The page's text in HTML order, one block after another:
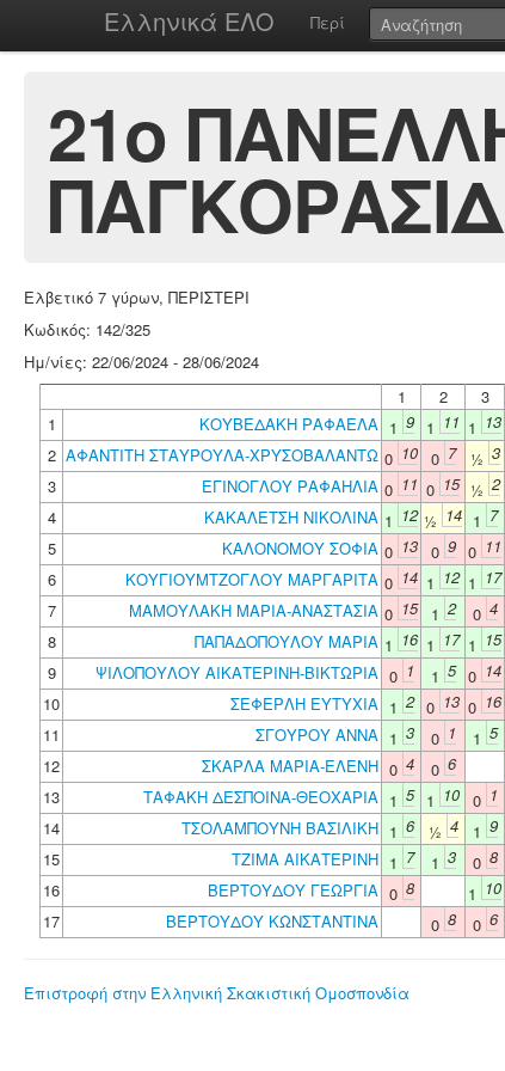
Ελληνικά ΕΛΟ Περί
21ο
Ελβετικό 7 γύρων, ΠΕΡΙΣΤΕΡΙ
Κωδικός: 142/325
Ημ/νίες: 22/06/2024 - 28/06/2024
1
2 3
1
ΚΟΥΒΕΔΑΚΗ ΡΑΦΑΕΛΑ 1 9 1 11 1 13
2 ΑΦΑΝΤΙΤΗ ΣΤΑΥΡΟΥΛΑ-ΧΡΥΣΟΒΑΛΑΝΤΩ 0 10 0 7 ½ 3
3
ΕΓΙΝΟΓΛΟΥ ΡΑΦΑΗΛΙΑ 0 11 0 15 ½ 2
4
ΚΑΚΑΛΕΤΣΗ ΝΙΚΟΛΙΝΑ 1 12 ½ 14 1 7
5
ΚΑΛΟΝΟΜΟΥ ΣΟΦΙΑ 0 13 0 9 0 11
6
ΚΟΥΓΙΟΥΜΤΖΟΓΛΟΥ ΜΑΡΓΑΡΙΤΑ 0 14 1 12 1 17
7
ΜΑΜΟΥΛΑΚΗ ΜΑΡΙΑ-ΑΝΑΣΤΑΣΙΑ 0 15 1 2 0 4
8
ΠΑΠΑΔΟΠΟΥΛΟΥ ΜΑΡΙΑ 1 16 1 17 1 15
9
ΨΙΛΟΠΟΥΛΟΥ ΑΙΚΑΤΕΡΙΝΗ-ΒΙΚΤΩΡΙΑ 0 1 1 5 0 14
10
ΣΕΦΕΡΛΗ ΕΥΤΥΧΙΑ 1 2 0 13 0 16
11
ΣΓΟΥΡΟΥ ΑΝΝΑ 1 3 0 1 1 5
12
ΣΚΑΡΛΑ ΜΑΡΙΑ-ΕΛΕΝΗ 0 4 0 6
13
ΤΑΦΑΚΗ ΔΕΣΠΟΙΝΑ-ΘΕΟΧΑΡΙΑ 1 5 1 10 0 1
14
ΤΣΟΛΑΜΠΟΥΝΗ ΒΑΣΙΛΙΚΗ 1 6 ½ 4 1 9
15
ΤΖΙΜΑ ΑΙΚΑΤΕΡΙΝΗ 1 7 1 3 0 8
16
ΒΕΡΤΟΥΔΟΥ ΓΕΩΡΓΙΑ 0 8 1 10
17
ΒΕΡΤΟΥΔΟΥ ΚΩΝΣΤΑΝΤΙΝΑ 0 8 0 6
Επιστροφή στην Ελληνική Σκακιστική Ομοσπονδία